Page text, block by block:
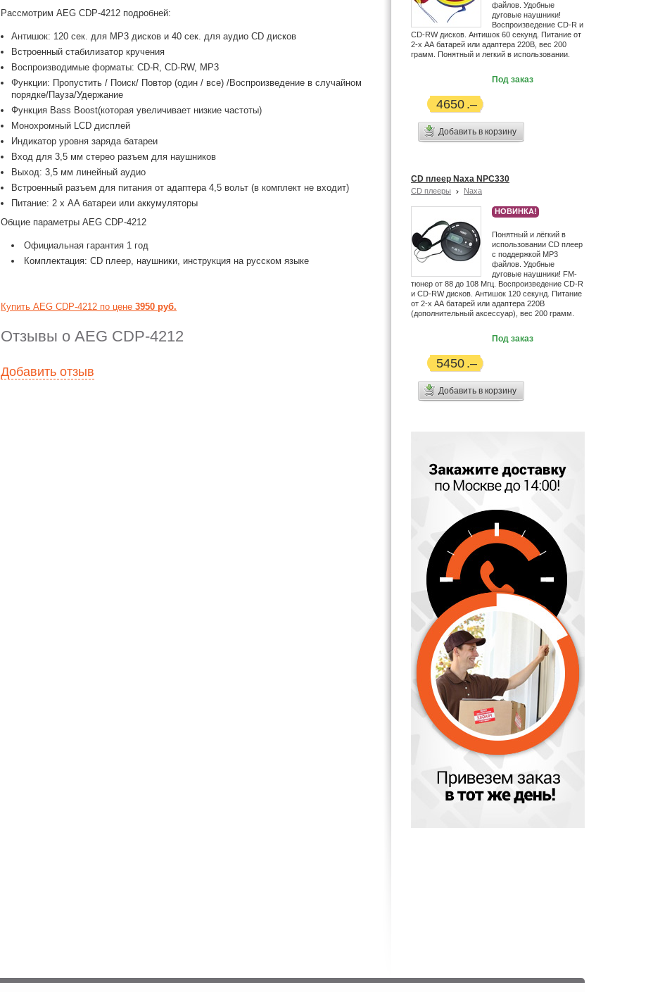
Рассмотрим AEG CDP-4212 подробней:
Антишок: 120 сек. для MP3 дисков и 40 сек. для аудио CD дисков
Встроенный стабилизатор кручения
Воспроизводимые форматы: CD-R, CD-RW, MP3
Функции: Пропустить / Поиск/ Повтор (один / все) /Воспроизведение в случайном
порядке/Пауза/Удержание
Функция Bass Boost(которая увеличивает низкие частоты)
Монохромный LCD дисплей
Индикатор уровня заряда батареи
Вход для 3,5 мм стерео разъем для наушников
Выход: 3,5 мм линейный аудио
Встроенный разъем для питания от адаптера 4,5 вольт (в комплект не входит)
Питание: 2 х AA батареи или аккумуляторы
Общие параметры AEG CDP-4212
Официальная гарантия 1 год
Комплектация: СD плеер, наушники, инструкция на русском языке
Купить AEG CDP-4212 по цене 3950 руб.
Отзывы о AEG CDP-4212
Добавить отзыв
файлов. Удобные
дуговые наушники!
Воспроизведение CD-R и
CD-RW дисков. Антишок 60 секунд. Питание от
2-х АА батарей или адаптера 220В, вес 200
грамм. Понятный и легкий в использовании.
Под заказ
4650
Добавить в корзину
CD плеер Naxa NPC330
CD плееры Naxa
НОВИНКА!
Понятный и лёгкий в
использовании CD плеер
с поддержкой MP3
файлов. Удобные
дуговые наушники! FM-
тюнер от 88 до 108 Мгц. Воспроизведение CD-R
и CD-RW дисков. Антишок 120 секунд. Питание
от 2-х АА батарей или адаптера 220В
(дополнительный аксессуар), вес 200 грамм.
Под заказ
5450
Добавить в корзину